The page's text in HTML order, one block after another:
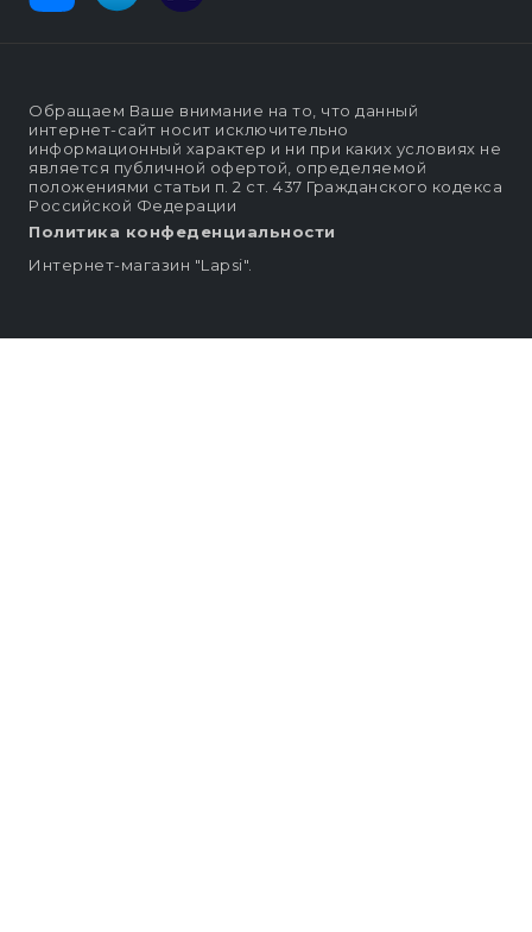
Обращаем Ваше внимание на то, что данный
интернет-сайт носит исключительно
информационный характер и ни при каких условиях не
является публичной офертой, определяемой
положениями статьи п. 2 ст. 437 Гражданского кодекса
Российской Федерации
Политика конфеденциальности
Интернет-магазин "Lapsi".